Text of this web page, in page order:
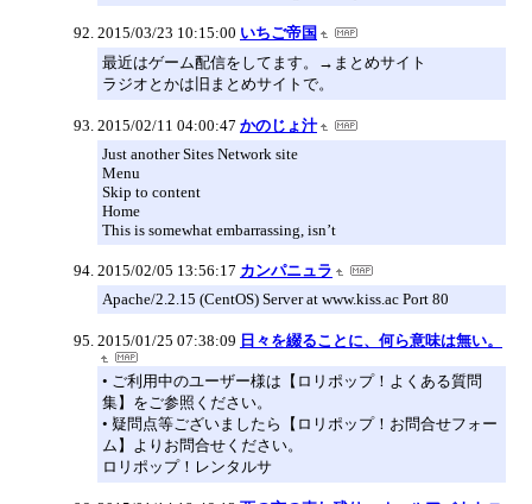
2015/03/23 10:15:00 いちご帝国
最近はゲーム配信をしてます。→まとめサイト
ラジオとかは旧まとめサイトで。
2015/02/11 04:00:47 かのじょ汁
Just another Sites Network site
Menu
Skip to content
Home
This is somewhat embarrassing, isn’t
2015/02/05 13:56:17 カンパニュラ
Apache/2.2.15 (CentOS) Server at www.kiss.ac Port 80
2015/01/25 07:38:09 日々を綴ることに、何ら意味は無い。
• ご利用中のユーザー様は【ロリポップ！よくある質問
集】をご参照ください。
• 疑問点等ございましたら【ロリポップ！お問合せフォー
ム】よりお問合せください。
ロリポップ！レンタルサ